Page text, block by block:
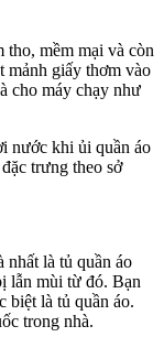
tho, mềm mại và còn
mảnh giấy thơm vào
cho máy chạy như
nước khi ủi quần áo
trưng theo sở
nhất là tủ quần áo
lẫn mùi từ đó. Bạn
biệt là tủ quần áo.
trong nhà.